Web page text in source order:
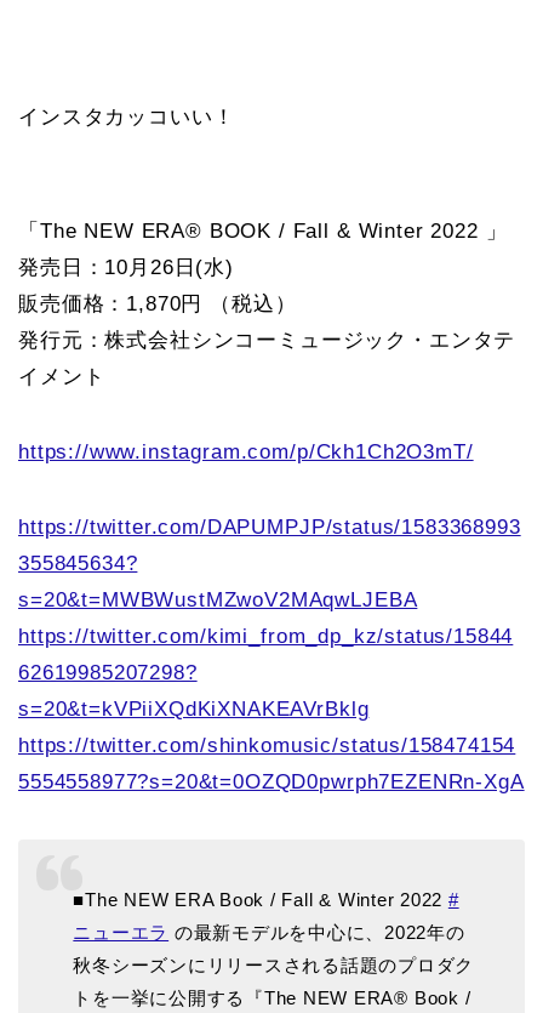
インスタカッコいい！
「The NEW ERA® BOOK / Fall & Winter 2022 」
発売日：10月26日(水)
販売価格：1,870円 （税込）
発行元：株式会社シンコーミュージック・エンタテ
イメント
https://www.instagram.com/p/Ckh1Ch2O3mT/
https://twitter.com/DAPUMPJP/status/1583368993
355845634?
s=20&t=MWBWustMZwoV2MAqwLJEBA
https://twitter.com/kimi_from_dp_kz/status/15844
62619985207298?
s=20&t=kVPiiXQdKiXNAKEAVrBklg
https://twitter.com/shinkomusic/status/158474154
5554558977?s=20&t=0OZQD0pwrph7EZENRn-XgA
■The NEW ERA Book / Fall & Winter 2022 #
ニューエラ の最新モデルを中心に、2022年の
秋冬シーズンにリリースされる話題のプロダク
トを一挙に公開する『The NEW ERA® Book /